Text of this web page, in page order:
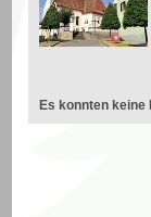
Es konnten keine